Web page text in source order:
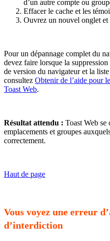
d’un autre compte ou
Effacer le cache et les
Ouvrez un nouvel onglet et
Pour un dépannage complet du
devez faire lorsque la
de version du navigateur et la
consultez Obtenir de l’aide pour
Toast Web.
Résultat attendu : Toast Web se
emplacements et groupes
correctement.
Haut de page
Vous voyez une erreur
d’interdiction